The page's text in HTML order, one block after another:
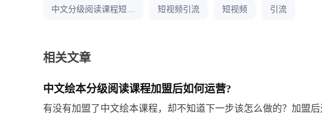
中文分级阅读课程短视频引流 短视频引流 短视频 引流
相关文章
中文绘本分级阅读课程加盟后如何运营?
有没有加盟了中文绘本课程，却不知道下一步该怎么做的？加盟后